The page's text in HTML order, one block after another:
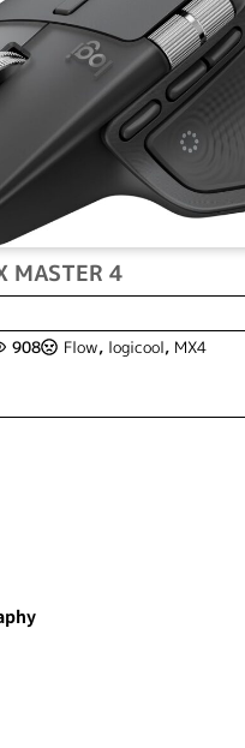
MASTER 4
908 Flow, logicool, MX4